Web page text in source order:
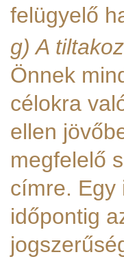
felügyelő
g) A
Önnek
célokra
ellen
megfelelő
címre. Egy
időpontig